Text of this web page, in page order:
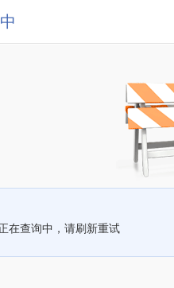
在查询中，请刷新重试